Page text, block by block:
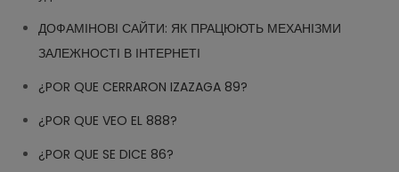
ДОФАМІНОВІ САЙТИ: ЯК ПРАЦЮЮТЬ МЕХАНІЗМИ
ЗАЛЕЖНОСТІ В ІНТЕРНЕТІ
¿POR QUE CERRARON IZAZAGA 89?
¿POR QUE VEO EL 888?
¿POR QUE SE DICE 86?